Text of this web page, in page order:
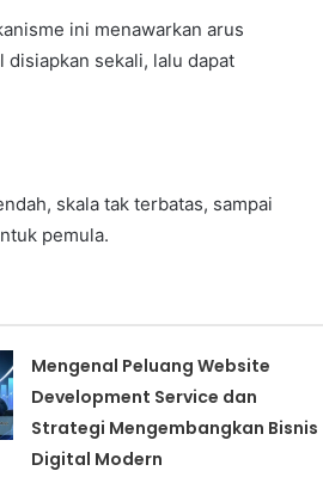
ini menawarkan arus
sekali, lalu dapat
skala tak terbatas, sampai
pemula.
Mengenal Peluang Website
Development Service dan
Strategi Mengembangkan Bisnis
Digital Modern